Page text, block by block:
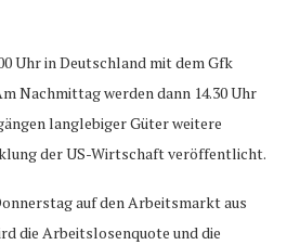
Uhr in Deutschland mit dem Gfk
Nachmittag werden dann 14.30 Uhr
langlebiger Güter weitere
der US-Wirtschaft veröffentlicht.
auf den Arbeitsmarkt aus
die Arbeitslosenquote und die